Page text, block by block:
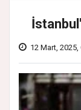
12 Mart,